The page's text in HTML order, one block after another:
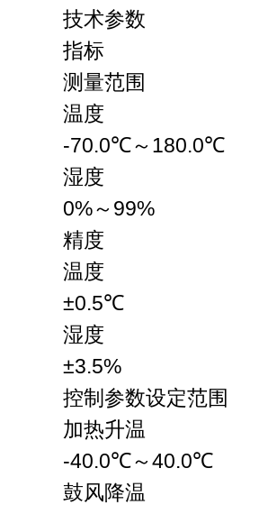
技术参数
指标
测量范围
温度
-70.0℃～180.0℃
湿度
0%～99%
精度
温度
±0.5℃
湿度
±3.5%
控制参数设定范围
加热升温
-40.0℃～40.0℃
鼓风降温